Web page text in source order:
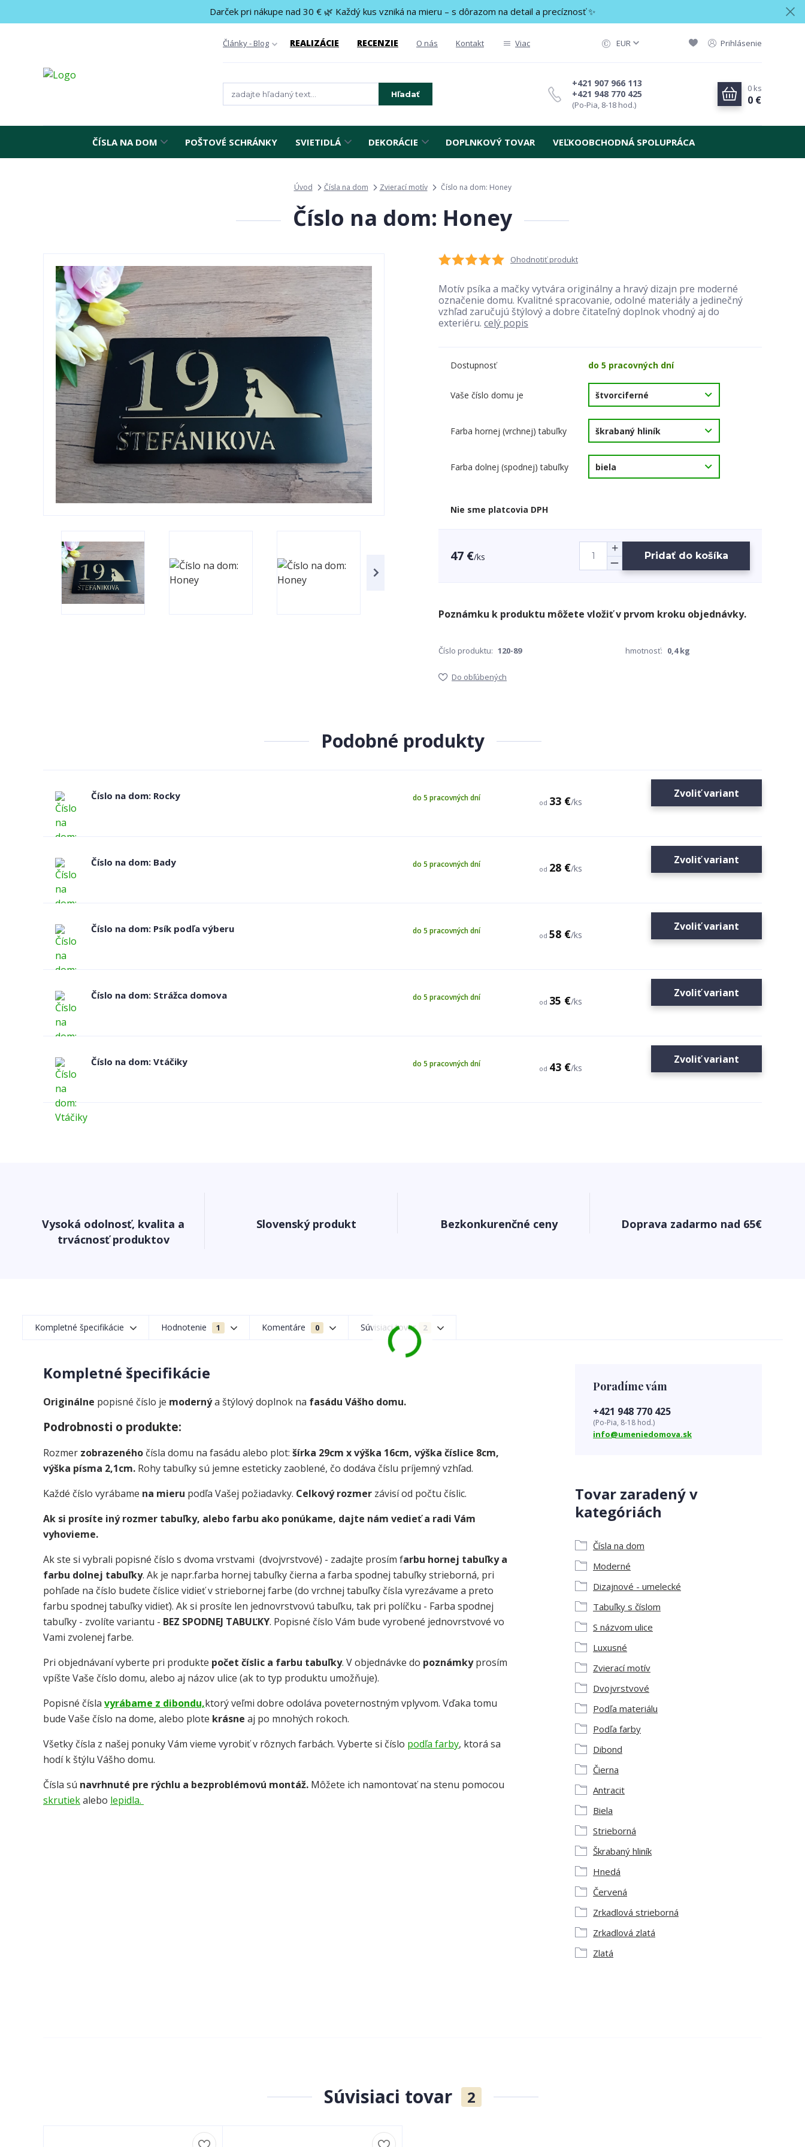
Darček pri nákupe nad 30 € 🌿 Každý kus vzniká na mieru – s dôrazom na detail a precíznosť ✨
Články - Blog REALIZÁCIE RECENZIE O nás Kontakt Viac EUR Prihlásenie
Hľadať +421 948 770 425
+421 907 966 113
(Po-Pia, 8-18 hod.)
0 ks
0 €
ČÍSLA NA DOM POŠTOVÉ SCHRÁNKY SVIETIDLÁ DEKORÁCIE DOPLNKOVÝ TOVAR VEĽKOOBCHODNÁ SPOLUPRÁCA
Úvod Čísla na dom Zvierací motív Číslo na dom: Honey
Číslo na dom: Honey
Ohodnotiť produkt
Motív psíka a mačky vytvára originálny a hravý dizajn pre moderné
označenie domu. Kvalitné spracovanie, odolné materiály a jedinečný
vzhľad zaručujú štýlový a dobre čitateľný doplnok vhodný aj do
exteriéru. celý popis
Dostupnosť do 5 pracovných dní
Vaše číslo domu je
Farba hornej (vrchnej) tabuľky
Farba dolnej (spodnej) tabuľky
Nie sme platcovia DPH
47 €/ks Pridať do košíka
Číslo produktu: 120-89 hmotnosť: 0,4 kg
Do obľúbených
Podobné produkty
Číslo na dom: Rocky
od 33 €/ks
do 5 pracovných dní Zvoliť variant
Číslo na dom: Bady
od 28 €/ks
do 5 pracovných dní Zvoliť variant
Číslo na dom: Psík podľa výberu
od 58 €/ks
do 5 pracovných dní Zvoliť variant
Číslo na dom: Strážca domova
od 35 €/ks
do 5 pracovných dní Zvoliť variant
Číslo na dom: Vtáčiky
od 43 €/ks
do 5 pracovných dní Zvoliť variant
Vysoká odolnosť, kvalita a
trvácnosť produktov
Slovenský produkt Bezkonkurenčné ceny Doprava zadarmo nad 65€
Kompletné špecifikácie Hodnotenie 1 Komentáre 0 Súvisiaci tovar 2
Kompletné špecifikácie
Originálne popisné číslo je modernýa štýlový doplnok na fasádu Vášho domu.
Podrobnosti o produkte:
Rozmer zobrazeného čísla domu na fasádu alebo plot: šírka 29cm x výška 16cm, výška číslice 8cm,
výška písma 2,1cm. Rohy tabuľky sú jemne esteticky zaoblené, čo dodáva číslu príjemný vzhľad.
Každé číslo vyrábame na mieru podľa Vašej požiadavky. Celkový rozmer závisí od počtu číslic.
Ak si prosíte iný rozmer tabuľky, alebo farbu ako ponúkame, dajte nám vedieť a radi Vám
vyhovieme.
Ak ste si vybrali popisné číslo s dvoma vrstvami (dvojvrstvové) - zadajte prosím farbu hornej tabuľky a
farbu dolnej tabuľky. Ak je napr.farba hornej tabuľky čierna a farba spodnej tabuľky strieborná, pri
pohľade na číslo budete číslice vidieť v striebornej farbe (do vrchnej tabuľky čísla vyrezávame a preto
farbu spodnej tabuľky vidieť). Ak si prosíte len jednovrstvovú tabuľku, tak pri políčku - Farba spodnej
tabuľky - zvolíte variantu - BEZ SPODNEJ TABUĽKY. Popisné číslo Vám bude vyrobené jednovrstvové vo
Vami zvolenej farbe.
Pri objednávaní vyberte pri produkte počet číslic a farbu tabuľky. V objednávke do poznámkyprosím
vpíšte Vaše číslo domu, alebo aj názov ulice (ak to typ produktu umožňuje).
Popisné čísla vyrábame z dibondu,ktorý veľmi dobre odoláva poveternostným vplyvom. Vďaka tomu
bude Vaše číslo na dome, alebo plote krásne aj po mnohých rokoch.
Všetky čísla z našej ponuky Vám vieme vyrobiť v rôznych farbách. Vyberte si číslo podľa farby, ktorá sa
hodí k štýlu Vášho domu.
Čísla sú navrhnuté pre rýchlu a bezproblémovú montáž. Môžete ich namontovať na stenu pomocou
skrutiekalebo lepidla.
Tovar zaradený v
kategóriách
Čísla na dom
Moderné
Dizajnové - umelecké
Tabuľky s číslom
S názvom ulice
Luxusné
Zvierací motív
Dvojvrstvové
Podľa materiálu
Podľa farby
Dibond
Čierna
Antracit
Biela
Strieborná
Škrabaný hliník
Hnedá
Červená
Zrkadlová strieborná
Zrkadlová zlatá
Zlatá
Poradíme vám
+421 948 770 425
(Po-Pia, 8-18 hod.)
info@umeniedomova.sk
Súvisiaci tovar 2